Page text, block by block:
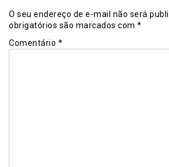
O seu endereço de e-mail não será
obrigatórios são marcados com *
Comentário *